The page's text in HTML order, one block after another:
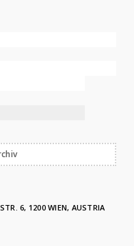
6, 1200 WIEN, AUSTRIA